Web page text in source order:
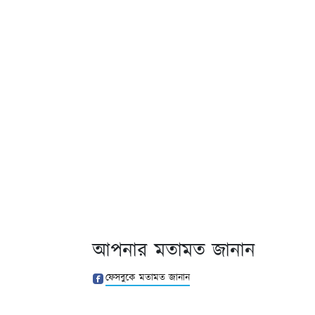
আপনার মতামত জানান
ফেসবুকে মতামত জানান